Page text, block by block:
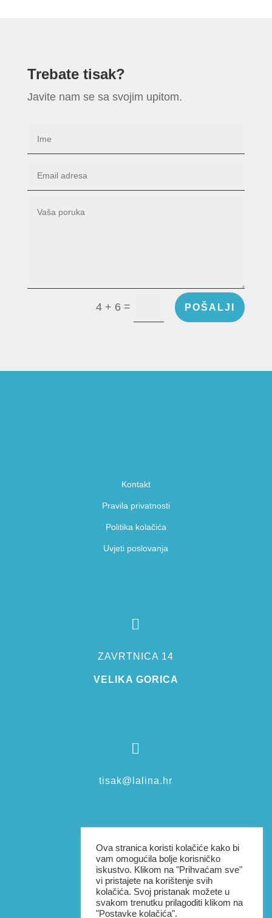
Trebate tisak?
Javite nam se sa svojim upitom.
4 + 6 = POŠALJI
Kontakt
Pravila privatnosti
Politika kolačića
Uvjeti poslovanja

ZAVRTNICA 14
VELIKA GORICA

tisak@lalina.hr

+385976038801
Ova stranica koristi kolačiće kako bi
vam omogućila bolje korisničko
iskustvo. Klikom na "Prihvaćam sve"
vi pristajete na korištenje svih
kolačića. Svoj pristanak možete u
svakom trenutku prilagoditi klikom na
"Postavke kolačića".